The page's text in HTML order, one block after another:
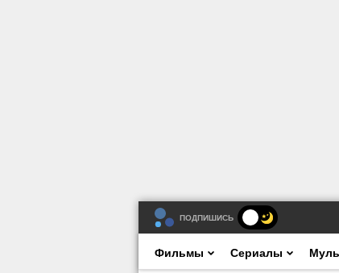
ПОДПИШИСЬ
Фильмы Сериалы